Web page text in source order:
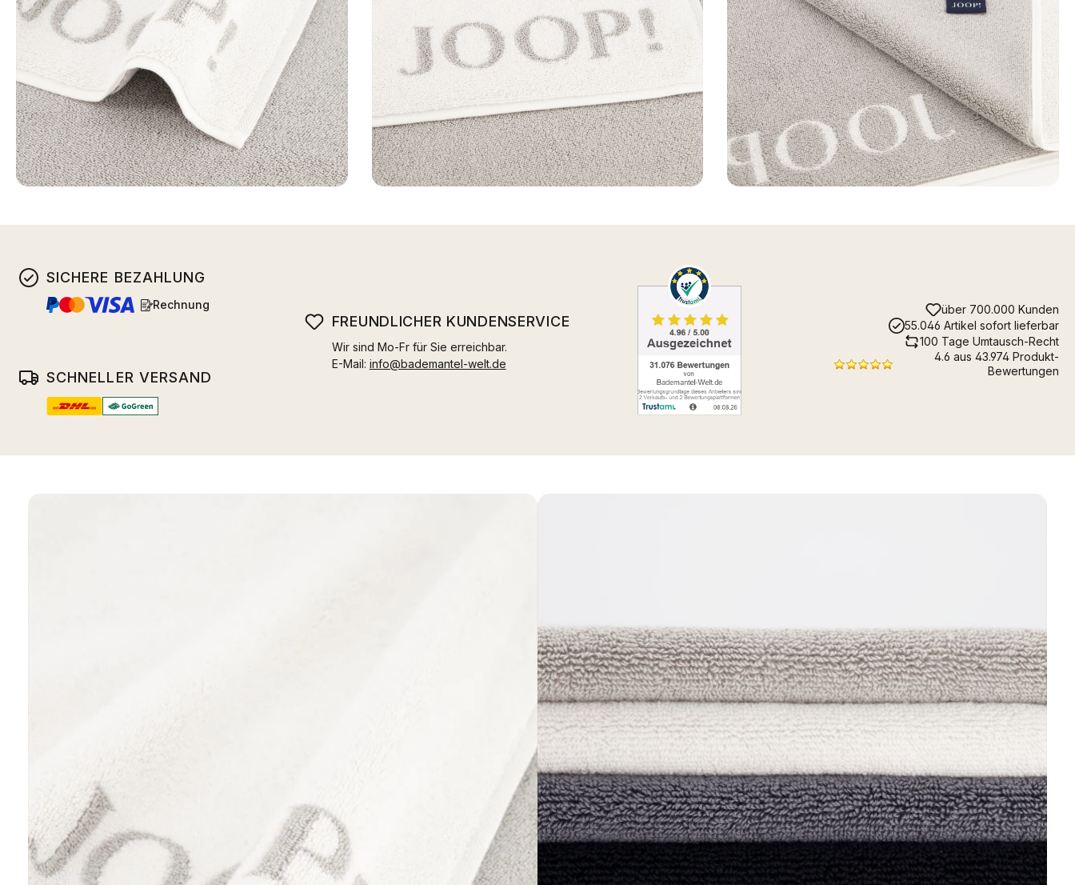
SICHERE BEZAHLUNG
Rechnung
SCHNELLER VERSAND
FREUNDLICHER KUNDENSERVICE
Wir sind Mo-Fr für Sie erreichbar.
E-Mail: info@bademantel-welt.de
über 700.000 Kunden
55.046 Artikel sofort lieferbar
100 Tage Umtausch-Recht
4.6 aus 43.974 Produkt-
Bewertungen